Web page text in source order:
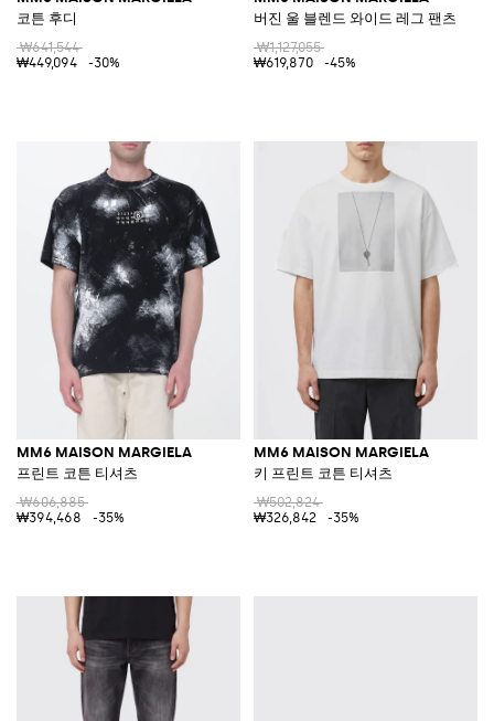
코튼 후디
₩641,544
₩449,094
-30%
버진 울 블렌드 와이드 레그 팬츠
₩1,127,055
₩619,870
-45%
MM6 MAISON MARGIELA
프린트 코튼 티셔츠
₩606,885
₩394,468
-35%
MM6 MAISON MARGIELA
키 프린트 코튼 티셔츠
₩502,824
₩326,842
-35%